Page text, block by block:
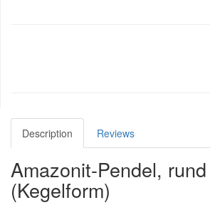
Description Reviews
Amazonit-Pendel, rund
(Kegelform)